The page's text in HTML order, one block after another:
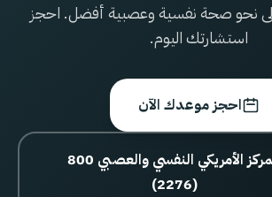
نحو صحة نفسية وعصبية أفضل. احجز
استشارتك اليوم.
احجز موعدك الآن
800 المركز الأمريكي النفسي والعصبي
(2276)